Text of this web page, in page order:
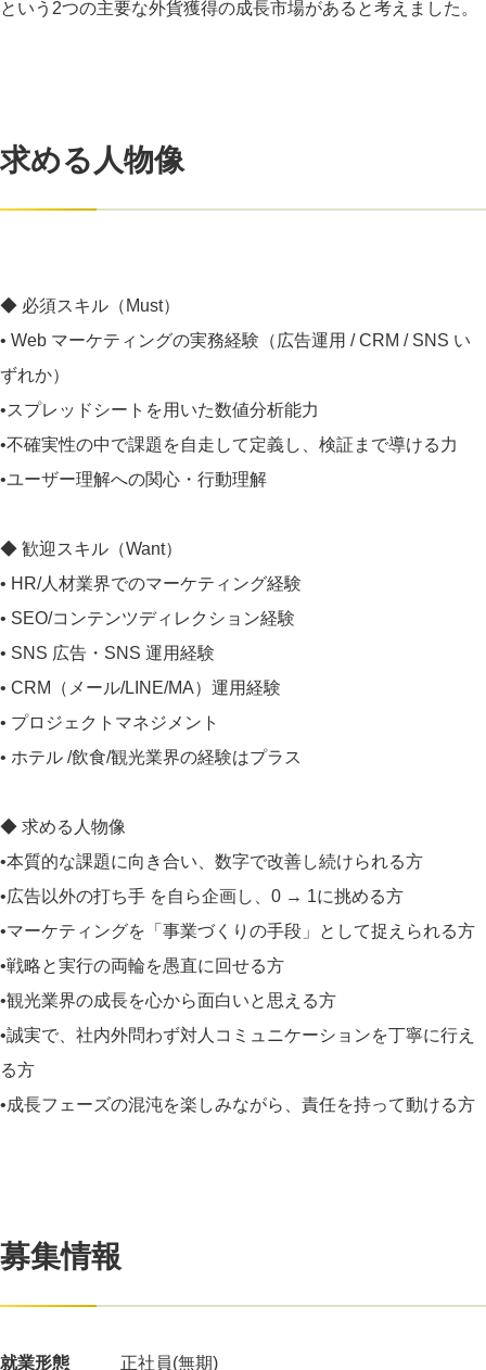
という2つの主要な外貨獲得の成長市場があると考えました。
求める人物像
◆ 必須スキル（Must）
• Web マーケティングの実務経験（広告運用 / CRM / SNS い
ずれか）
•スプレッドシートを用いた数値分析能力
•不確実性の中で課題を自走して定義し、検証まで導ける力
•ユーザー理解への関心・行動理解
◆ 歓迎スキル（Want）
• HR/人材業界でのマーケティング経験
• SEO/コンテンツディレクション経験
• SNS 広告・SNS 運用経験
• CRM（メール/LINE/MA）運用経験
• プロジェクトマネジメント
• ホテル /飲食/観光業界の経験はプラス
◆ 求める人物像
•本質的な課題に向き合い、数字で改善し続けられる方
•広告以外の打ち手 を自ら企画し、0 → 1に挑める方
•マーケティングを「事業づくりの手段」として捉えられる方
•戦略と実行の両輪を愚直に回せる方
•観光業界の成長を心から面白いと思える方
•誠実で、社内外問わず対人コミュニケーションを丁寧に行え
る方
•成長フェーズの混沌を楽しみながら、責任を持って動ける方
募集情報
就業形態 正社員(無期)